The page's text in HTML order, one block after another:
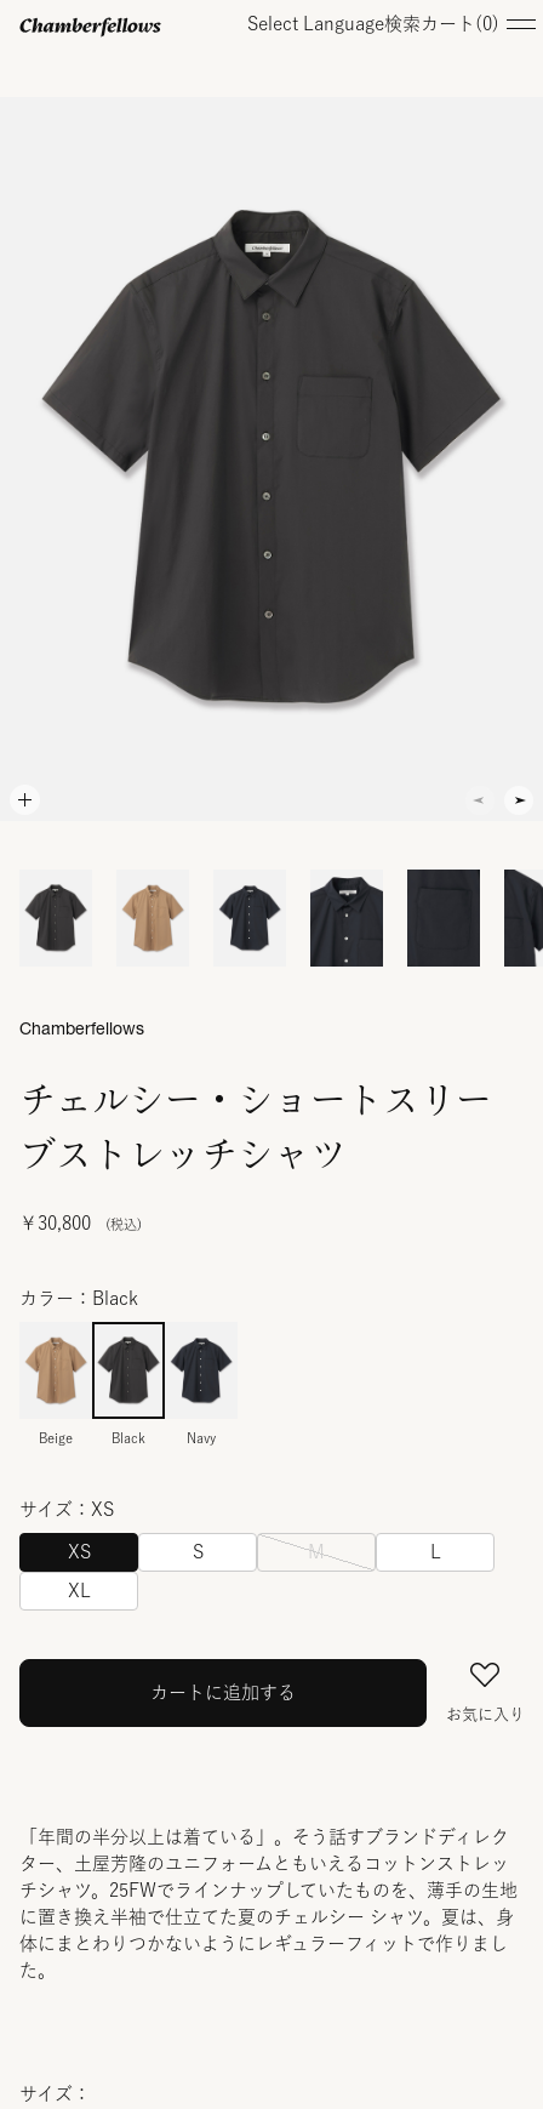
Select Language検索 カート( 0)
コレクション
店舗
チェルシー・ショートスリー
ブストレッチシャツ
￥30,800
Chamberfellows
カラー：Black
Beige Black Navy
サイズ：XS
XS S M
XL
カートに追加する
お気に入り
「年間の半分以上は着ている」。そう話すブランドディレク
ター、土屋芳隆のユニフォームともいえるコットンストレッ
チシャツ。25FWでラインナップしていたものを、薄手の生地
に置き換え半袖で仕立てた夏のチェルシー シャツ。夏は、身
体にまとわりつかないようにレギュラーフィットで作りまし
た。
サイズ：